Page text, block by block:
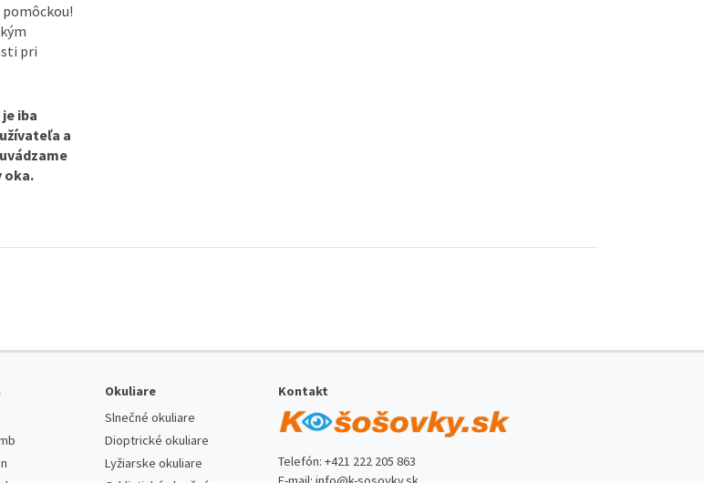
pri
iba
a
oka.
Okuliare
Slnečné okuliare
Dioptrické okuliare
Lyžiarske okuliare
Kontakt
Telefón: +421 222 205 863